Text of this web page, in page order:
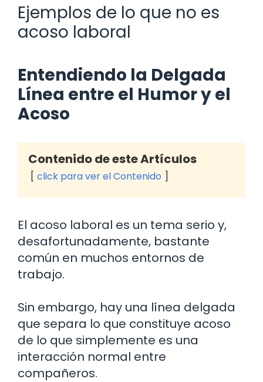
Ejemplos de lo que no es
acoso laboral
Entendiendo la Delgada
Línea entre el Humor y el
Acoso
Contenido de este Artículos
click para ver el Contenido
El acoso laboral es un tema serio y,
desafortunadamente, bastante
común en muchos entornos de
trabajo.
Sin embargo, hay una línea delgada
que separa lo que constituye acoso
de lo que simplemente es una
interacción normal entre
compañeros.